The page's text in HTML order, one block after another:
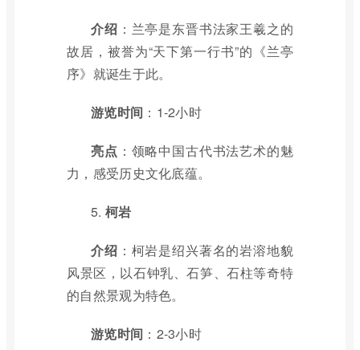
介绍 ：兰亭是东晋书法家王羲之的
故居，被誉为“天下第一行书”的《兰亭
序》就诞生于此。
游览时间 ：1-2小时
亮点 ：领略中国古代书法艺术的魅
力，感受历史文化底蕴。
5. 柯岩
介绍 ：柯岩是绍兴著名的岩溶地貌
风景区，以石钟乳、石笋、石柱等奇特
的自然景观为特色。
游览时间 ：2-3小时